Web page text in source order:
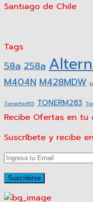
Santiago de Chile
Tags
58a 258a
M404N M428MDW
Tonerhp415 TONERM283
Recibe Ofertas en tu
Suscríbete y recibe